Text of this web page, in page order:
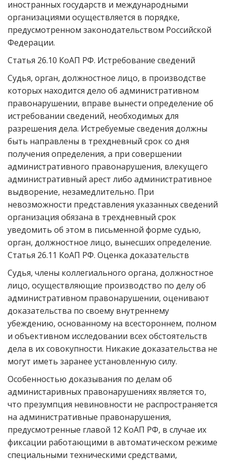
иностранных государств и международными
организациями осуществляется в порядке,
предусмотренном законодательством Российской
Федерации.
Статья 26.10 КоАП РФ. Истребование сведений
Судья, орган, должностное лицо, в производстве
которых находится дело об административном
правонарушении, вправе вынести определение об
истребовании сведений, необходимых для
разрешения дела. Истребуемые сведения должны
быть направлены в трехдневный срок со дня
получения определения, а при совершении
административного правонарушения, влекущего
административный арест либо административное
выдворение, незамедлительно. При
невозможности представления указанных сведений
организация обязана в трехдневный срок
уведомить об этом в письменной форме судью,
орган, должностное лицо, вынесших определение.
Статья 26.11 КоАП РФ. Оценка доказательств
Судья, члены коллегиального органа, должностное
лицо, осуществляющие производство по делу об
административном правонарушении, оценивают
доказательства по своему внутреннему
убеждению, основанному на всестороннем, полном
и объективном исследовании всех обстоятельств
дела в их совокупности. Никакие доказательства не
могут иметь заранее установленную силу.
Особенностью доказывания по делам об
администаривных правонарушениях является то,
что презумпция невиновности не распространяется
на административные правонарушения,
предусмотренные главой 12 КоАП РФ, в случае их
фиксации работающими в автоматическом режиме
специальными техническими средствами,